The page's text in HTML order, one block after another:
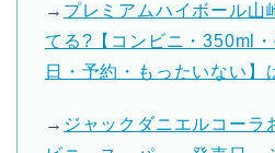
→ プレミアムハイボール山
てる?【コンビニ・350ml
日・予約・もったいない】
→ ジャックダニエルコーラ